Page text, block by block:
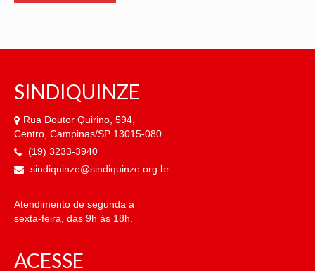
SINDIQUINZE
Rua Doutor Quirino, 594,
Centro, Campinas/SP 13015-080
(19) 3233-3940
sindiquinze@sindiquinze.org.br
Atendimento de segunda a
sexta-feira, das 9h às 18h.
ACESSE